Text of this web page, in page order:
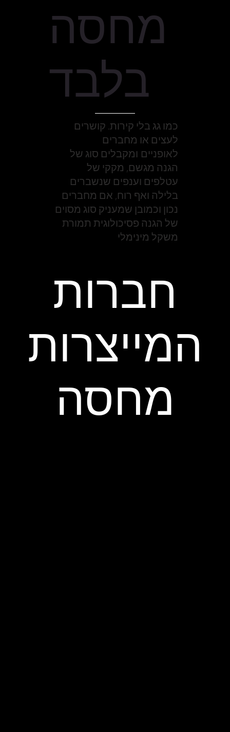
מחסה
בלבד
כמו גג בלי קירות. קושרים
לעצים או מחברים
לאופניים ומקבלים סוג של
הגנה מגשם, מקקי של
עטלפים וענפים שנשברים
בלילה ואף רוח, אם מחברים
נכון וכמובן שמעניק סוג מסוים
של הגנה פסיכולוגית תמורת
משקל מינימלי
חברות
המייצרות
מחסה